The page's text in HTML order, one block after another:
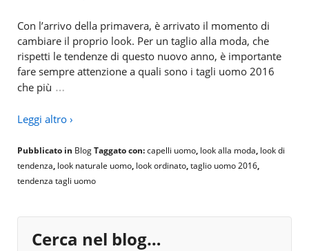
Con l’arrivo della primavera, è arrivato il momento di
cambiare il proprio look. Per un taglio alla moda, che
rispetti le tendenze di questo nuovo anno, è importante
fare sempre attenzione a quali sono i tagli uomo 2016
che più …
Leggi altro ›
Pubblicato in BlogTaggato con:capelli uomo, look alla moda, look di
tendenza, look naturale uomo, look ordinato,taglio uomo 2016,
tendenza tagli uomo
Cerca nel blog…